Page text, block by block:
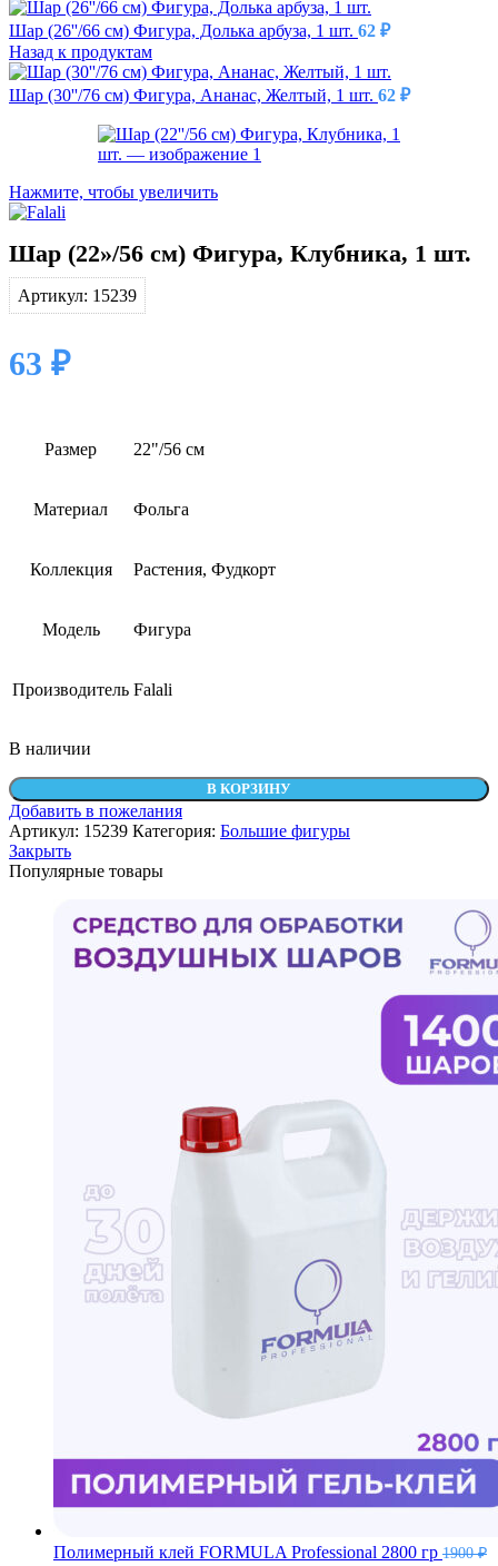
Шар (26''/66 см) Фигура, Долька арбуза, 1 шт. 62 ₽
Назад к продуктам
Шар (30''/76 см) Фигура, Ананас, Желтый, 1 шт. 62 ₽
Нажмите, чтобы увеличить
Шар (22»/56 см) Фигура, Клубника, 1 шт.
Артикул: 15239
63 ₽
Размер 22"/56 см
Материал Фольга
Коллекция Растения, Фудкорт
Модель Фигура
Производитель Falali
В наличии
Количество
товара
Шар
(22''/56
см)
Фигура,
В КОРЗИНУ
Добавить в пожелания
Артикул: 15239 Категория: Большие фигуры
Закрыть
Популярные товары
Полимерный клей FORMULA Professional 2800 гр 1900₽